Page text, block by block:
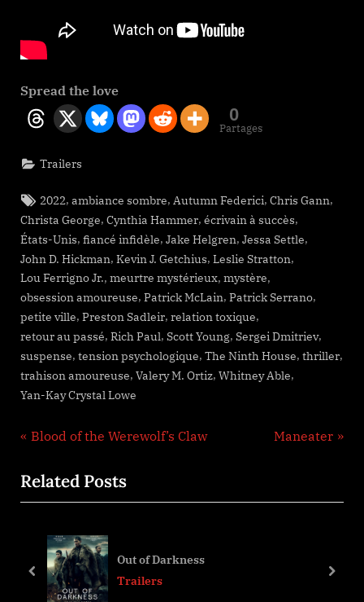
Spread the love
0
Partages
Trailers
Tags:
2022,ambiance sombre, Autumn Federici,Chris Gann,
Christa George, Cynthia Hammer, écrivain à succès,
États-Unis, fiancé infidèle, Jake Helgren, Jessa Settle,
John D. Hickman, Kevin J. Getchius, Leslie Stratton,
Lou Ferrigno Jr., meurtre mystérieux, mystère,
obsession amoureuse, Patrick McLain, Patrick Serrano,
petite ville, Preston Sadleir, relation toxique,
retour au passé, Rich Paul, Scott Young, Sergei Dmitriev,
suspense, tension psychologique, The Ninth House, thriller,
trahison amoureuse, Valery M. Ortiz, Whitney Able,
Yan-Kay Crystal Lowe
Navigation
de
l’article
P
e
v
u
Blood of the Werewolf’s Claw
N
t
Maneater
Related Posts
Out of Darkness
Trailers
prev next